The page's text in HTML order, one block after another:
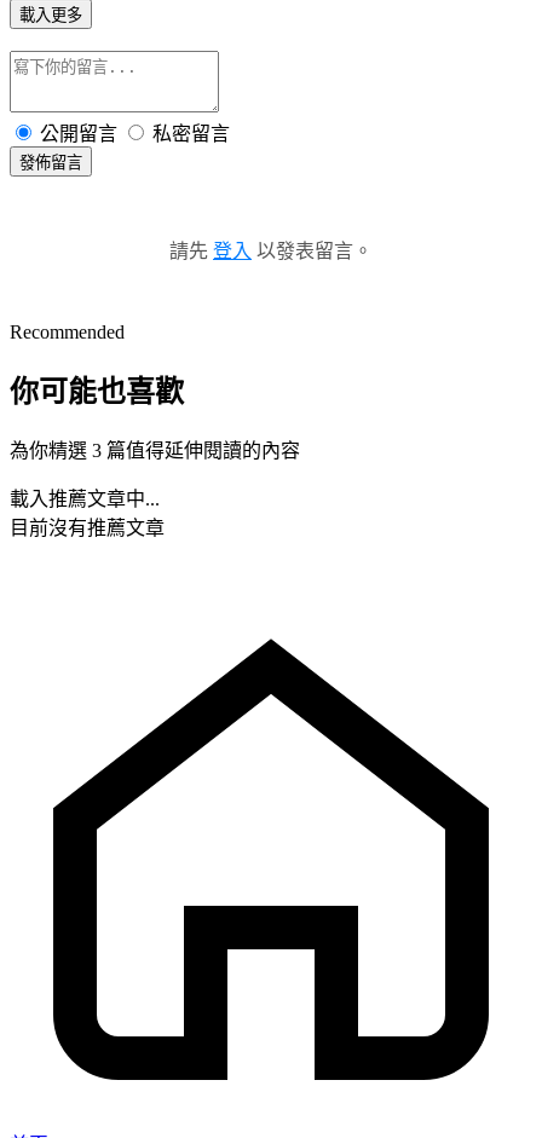
載入更多
公開留言 私密留言
發佈留言
請先 登入 以發表留言。
Recommended
你可能也喜歡
為你精選 3 篇值得延伸閱讀的內容
載入推薦文章中...
目前沒有推薦文章